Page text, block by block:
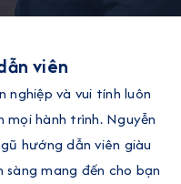
viên
nghiệp và vui tính luôn
hành trình. Nguyễn
hướng dẫn viên giàu
sàng mang đến cho bạn